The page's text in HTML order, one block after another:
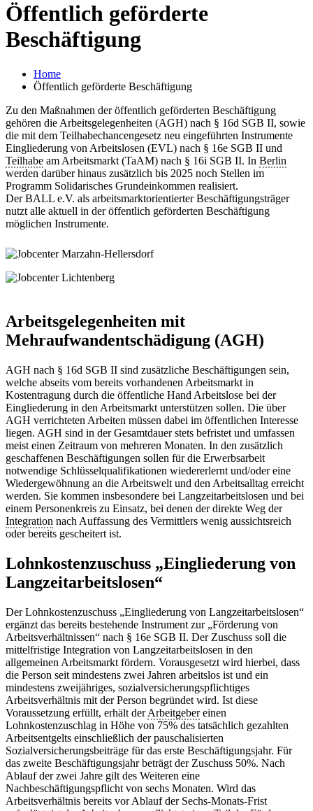
Öffentlich geförderte
Beschäftigung
Home
Öffentlich geförderte Beschäftigung
Zu den Maßnahmen der öffentlich geförderten Beschäftigung
gehören die Arbeitsgelegenheiten (AGH) nach § 16d SGB II, sowie
die mit dem Teilhabechancengesetz neu eingeführten Instrumente
Eingliederung von Arbeitslosen (EVL) nach § 16e SGB II und
Teilhabe am Arbeitsmarkt (TaAM) nach § 16i SGB II. In Berlin
werden darüber hinaus zusätzlich bis 2025 noch Stellen im
Programm Solidarisches Grundeinkommen realisiert.
Der BALL e.V. als arbeitsmarktorientierter Beschäftigungsträger
nutzt alle aktuell in der öffentlich geförderten Beschäftigung
möglichen Instrumente.
Arbeitsgelegenheiten mit
Mehraufwandentschädigung (AGH)
AGH nach § 16d SGB II sind zusätzliche Beschäftigungen sein,
welche abseits vom bereits vorhandenen Arbeitsmarkt in
Kostentragung durch die öffentliche Hand Arbeitslose bei der
Eingliederung in den Arbeitsmarkt unterstützen sollen. Die über
AGH verrichteten Arbeiten müssen dabei im öffentlichen Interesse
liegen. AGH sind in der Gesamtdauer stets befristet und umfassen
meist einen Zeitraum von mehreren Monaten. In den zusätzlich
geschaffenen Beschäftigungen sollen für die Erwerbsarbeit
notwendige Schlüsselqualifikationen wiedererlernt und/oder eine
Wiedergewöhnung an die Arbeitswelt und den Arbeitsalltag erreicht
werden. Sie kommen insbesondere bei Langzeitarbeitslosen und bei
einem Personenkreis zu Einsatz, bei denen der direkte Weg der
Integration nach Auffassung des Vermittlers wenig aussichtsreich
oder bereits gescheitert ist.
Lohnkostenzuschuss „Eingliederung von
Langzeitarbeitslosen“
Der Lohnkostenzuschuss „Eingliederung von Langzeitarbeitslosen“
ergänzt das bereits bestehende Instrument zur „Förderung von
Arbeitsverhältnissen“ nach § 16e SGB II. Der Zuschuss soll die
mittelfristige Integration von Langzeitarbeitslosen in den
allgemeinen Arbeitsmarkt fördern. Vorausgesetzt wird hierbei, dass
die Person seit mindestens zwei Jahren arbeitslos ist und ein
mindestens zweijähriges, sozialversicherungspflichtiges
Arbeitsverhältnis mit der Person begründet wird. Ist diese
Voraussetzung erfüllt, erhält derArbeitgebereinen
Lohnkostenzuschlag in Höhe von 75% des tatsächlich gezahlten
Arbeitsentgelts einschließlich der pauschalisierten
Sozialversicherungsbeiträge für das erste Beschäftigungsjahr. Für
das zweite Beschäftigungsjahr beträgt der Zuschuss 50%. Nach
Ablauf der zwei Jahre gilt des Weiteren eine
Nachbeschäftigungspflicht von sechs Monaten. Wird das
Arbeitsverhältnis bereits vor Ablauf der Sechs-Monats-Frist